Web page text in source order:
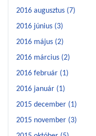
2016 augusztus (7)
2016 június (3)
2016 május (2)
2016 március (2)
2016 február (1)
2016 január (1)
2015 december (1)
2015 november (3)